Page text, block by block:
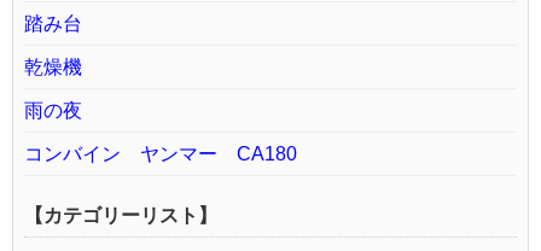
踏み台
乾燥機
雨の夜
コンバイン ヤンマー CA180
【カテゴリーリスト】